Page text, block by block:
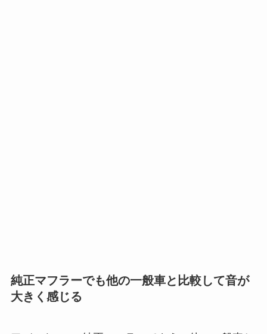
純正マフラーでも他の一般車と比較して音が
大きく感じる